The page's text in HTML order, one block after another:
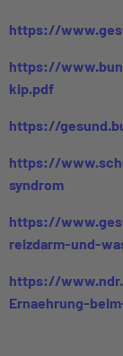
https://
https://
kip.pdf
https://
https://
syndrom
https://
reizdarm-und-
https://
Ernaehrung-